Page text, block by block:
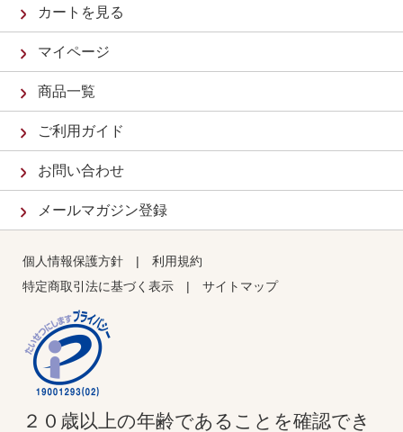
カートを見る
マイページ
商品一覧
ご利用ガイド
お問い合わせ
メールマガジン登録
個人情報保護方針 | 利用規約
特定商取引法に基づく表示 | サイトマップ
２０歳以上の年齢であることを確認でき